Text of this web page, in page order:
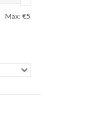
Max: €5